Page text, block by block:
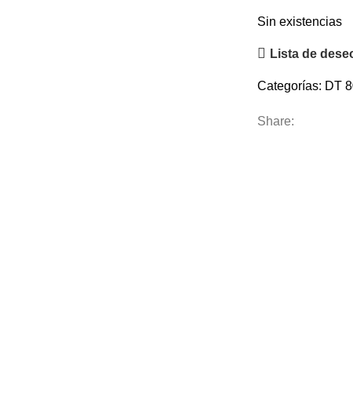
Sin existencias
Lista de
Categorías: DT
Share: